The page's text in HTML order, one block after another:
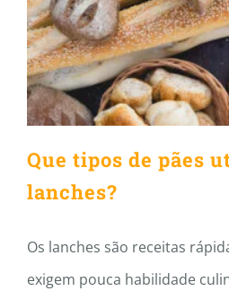
Que tipos de
para os
Que tipos de pães
lanches?
Os lanches são receitas
exigem pouca habilidade